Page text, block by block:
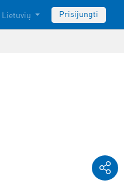
Lietuvių Prisijungti